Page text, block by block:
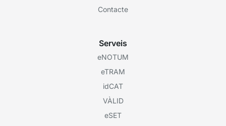
Contacte
Serveis
eNOTUM
eTRAM
idCAT
VÀLID
eSET